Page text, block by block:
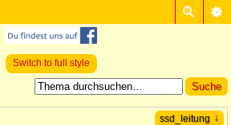
Switch to full style
ssd_leitung ↓